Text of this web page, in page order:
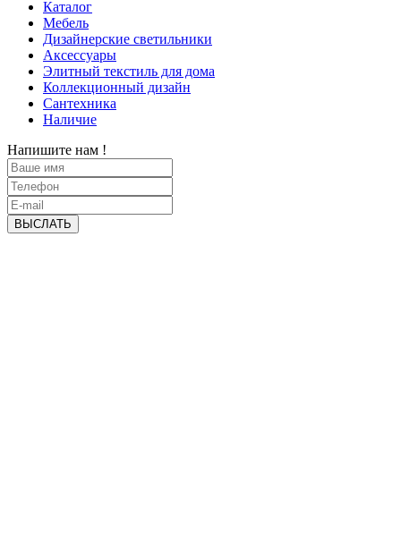
Каталог
Мебель
Дизайнерские светильники
Аксессуары
Элитный текстиль для дома
Коллекционный дизайн
Сантехника
Наличие
Напишите нам !
ВЫСЛАТЬ